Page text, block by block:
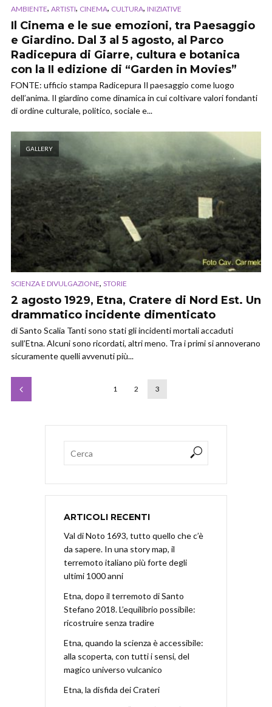
AMBIENTE, ARTISTI, CINEMA, CULTURA, INIZIATIVE
Il Cinema e le sue emozioni, tra Paesaggio
e Giardino. Dal 3 al 5 agosto, al Parco
Radicepura di Giarre, cultura e botanica
con la II edizione di “Garden in Movies”
FONTE: ufficio stampa Radicepura Il paesaggio come luogo
dell’anima. Il giardino come dinamica in cui coltivare valori fondanti
di ordine culturale, politico, sociale e...
GALLERY
SCIENZA E DIVULGAZIONE, STORIE
2 agosto 1929, Etna, Cratere di Nord Est. Un
drammatico incidente dimenticato
di Santo Scalia Tanti sono stati gli incidenti mortali accaduti
sull’Etna. Alcuni sono ricordati, altri meno. Tra i primi si annoverano
sicuramente quelli avvenuti più...
1 2 3
ARTICOLI RECENTI
Val di Noto 1693, tutto quello che c’è
da sapere. In una story map, il
terremoto italiano più forte degli
ultimi 1000 anni
Etna, dopo il terremoto di Santo
Stefano 2018. L’equilibrio possibile:
ricostruire senza tradire
Etna, quando la scienza è accessibile:
alla scoperta, con tutti i sensi, del
magico universo vulcanico
Etna, la disfida dei Crateri